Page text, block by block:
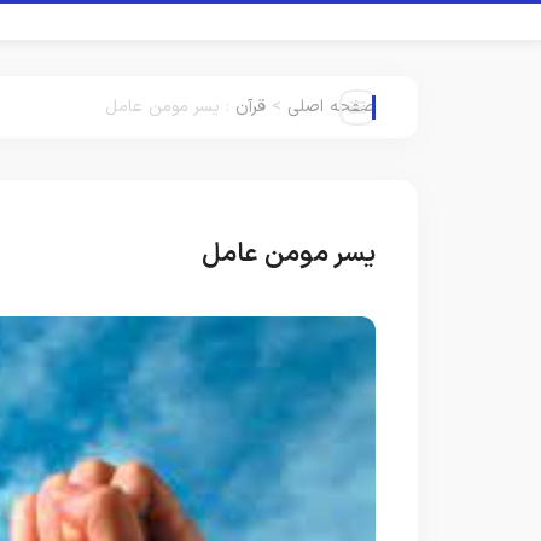
صفحه اصلی > قرآن : یسر مومن عامل
یسر مومن عامل